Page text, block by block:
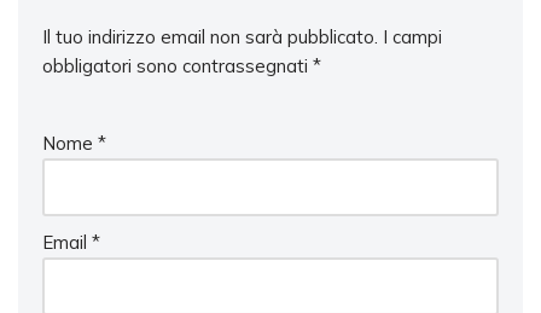
Il tuo indirizzo email non sarà pubblicato. I campi
obbligatori sono contrassegnati *
Nome *
Email *